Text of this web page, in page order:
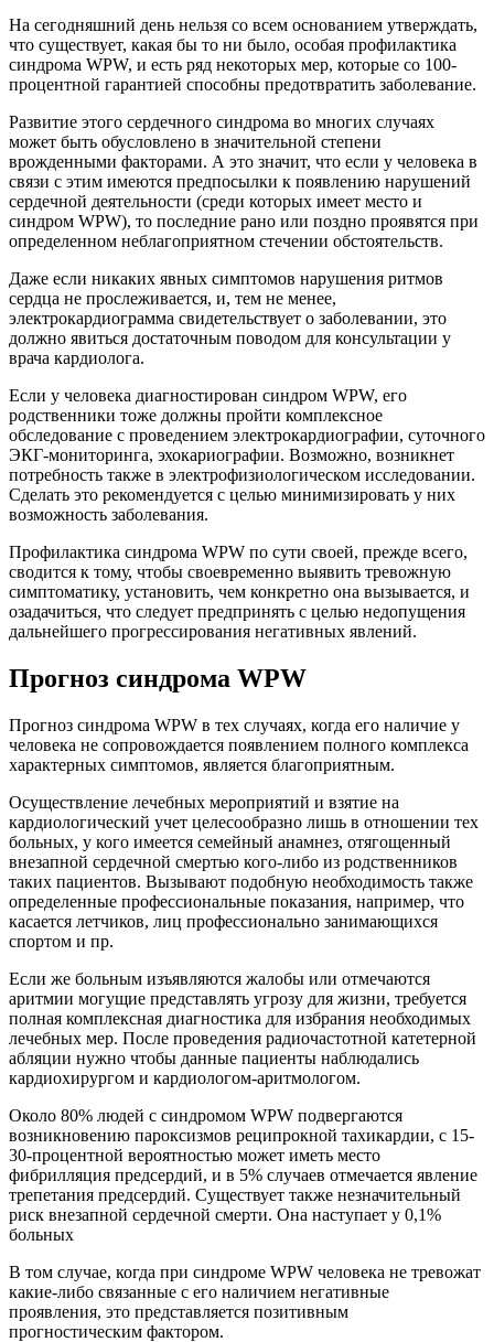
На сегодняшний день нельзя со всем основанием утверждать,
что существует, какая бы то ни было, особая профилактика
синдрома WPW, и есть ряд некоторых мер, которые со 100-
процентной гарантией способны предотвратить заболевание.
Развитие этого сердечного синдрома во многих случаях
может быть обусловлено в значительной степени
врожденными факторами. А это значит, что если у человека в
связи с этим имеются предпосылки к появлению нарушений
сердечной деятельности (среди которых имеет место и
синдром WPW), то последние рано или поздно проявятся при
определенном неблагоприятном стечении обстоятельств.
Даже если никаких явных симптомов нарушения ритмов
сердца не прослеживается, и, тем не менее,
электрокардиограмма свидетельствует о заболевании, это
должно явиться достаточным поводом для консультации у
врача кардиолога.
Если у человека диагностирован синдром WPW, его
родственники тоже должны пройти комплексное
обследование с проведением электрокардиографии, суточного
ЭКГ-мониторинга, эхокариографии. Возможно, возникнет
потребность также в электрофизиологическом исследовании.
Сделать это рекомендуется с целью минимизировать у них
возможность заболевания.
Профилактика синдрома WPW по сути своей, прежде всего,
сводится к тому, чтобы своевременно выявить тревожную
симптоматику, установить, чем конкретно она вызывается, и
озадачиться, что следует предпринять с целью недопущения
дальнейшего прогрессирования негативных явлений.
Прогноз синдрома WPW
Прогноз синдрома WPW в тех случаях, когда его наличие у
человека не сопровождается появлением полного комплекса
характерных симптомов, является благоприятным.
Осуществление лечебных мероприятий и взятие на
кардиологический учет целесообразно лишь в отношении тех
больных, у кого имеется семейный анамнез, отягощенный
внезапной сердечной смертью кого-либо из родственников
таких пациентов. Вызывают подобную необходимость также
определенные профессиональные показания, например, что
касается летчиков, лиц профессионально занимающихся
спортом и пр.
Если же больным изъявляются жалобы или отмечаются
аритмии могущие представлять угрозу для жизни, требуется
полная комплексная диагностика для избрания необходимых
лечебных мер. После проведения радиочастотной катетерной
абляции нужно чтобы данные пациенты наблюдались
кардиохирургом и кардиологом-аритмологом.
Около 80% людей с синдромом WPW подвергаются
возникновению пароксизмов реципрокной тахикардии, с 15-
30-процентной вероятностью может иметь место
фибрилляция предсердий, и в 5% случаев отмечается явление
трепетания предсердий. Существует также незначительный
риск внезапной сердечной смерти. Она наступает у 0,1%
больных
В том случае, когда при синдроме WPW человека не тревожат
какие-либо связанные с его наличием негативные
проявления, это представляется позитивным
прогностическим фактором.